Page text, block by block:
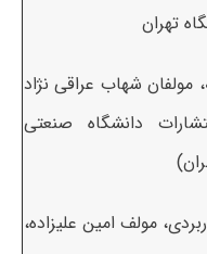
تهران
مولفان شهاب عراقی نژاد
دانشگاه صنعتی
مولف امین علیزاده،